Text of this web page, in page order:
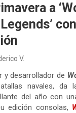
a
V.
y desarrollador de
navales, da
del año con
edición consolas,